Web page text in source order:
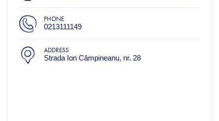
PHONE
0213111149
ADDRESS
Strada Ion Câmpineanu, nr. 28